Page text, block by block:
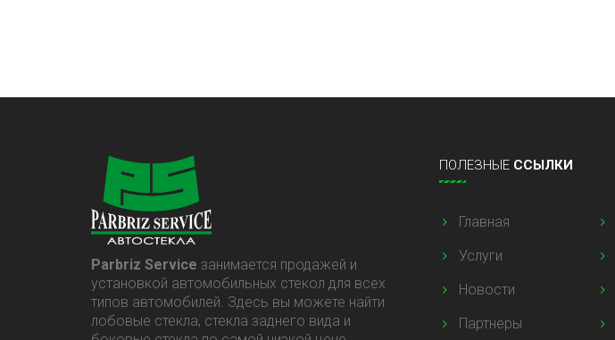
Parbriz Service занимается продажей и
установкой автомобильных стекол для всех
типов автомобилей. Здесь вы можете найти
лобовые стекла, стекла заднего вида и
ПОЛЕЗНЫЕ ССЫЛКИ
Главная
Услуги
Новости
Партнеры